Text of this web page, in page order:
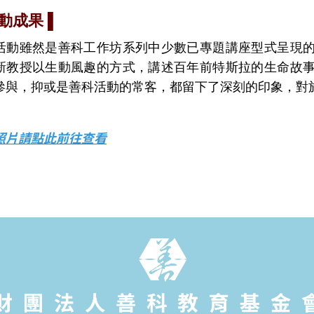
成果 ▌
動雖然是善科工作坊系列中少數已專題講座型式呈現
教授以生動風趣的方式，講述百年前特斯拉的生命故
與，抑或是善科活動的常客，都留下了深刻的印象，
片請點此前往查看